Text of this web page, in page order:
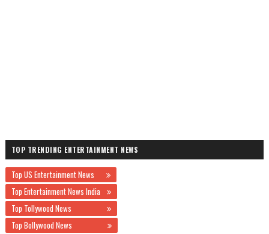
TOP TRENDING ENTERTAINMENT NEWS
Top US Entertainment News
Top Entertainment News India
Top Tollywood News
Top Bollywood News